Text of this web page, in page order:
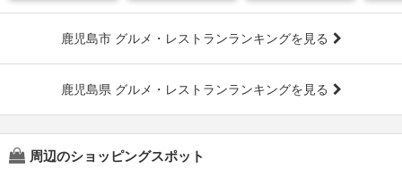
鹿児島市 グルメ・レストランランキングを見る
鹿児島県 グルメ・レストランランキングを見る
周辺のショッピングスポット